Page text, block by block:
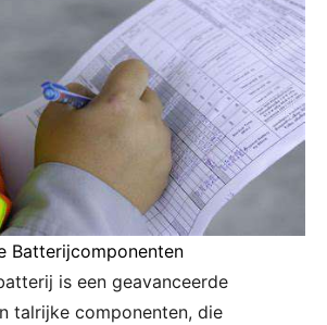
Batterijcomponenten
is een geavanceerde
talrijke componenten, die